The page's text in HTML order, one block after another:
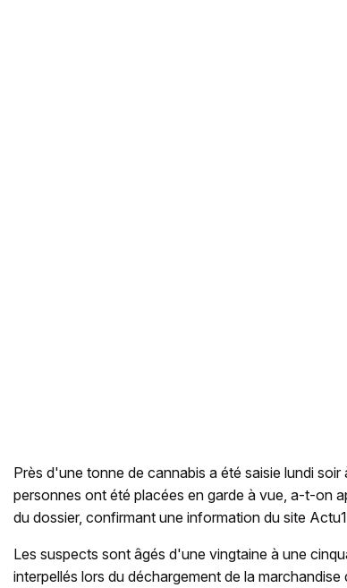
Près d'une tonne de cannabis a été saisie lundi
personnes ont été placées en garde à vue, a-t-on
du dossier, confirmant une information du site
Les suspects sont âgés d'une vingtaine à une
interpellés lors du déchargement de la